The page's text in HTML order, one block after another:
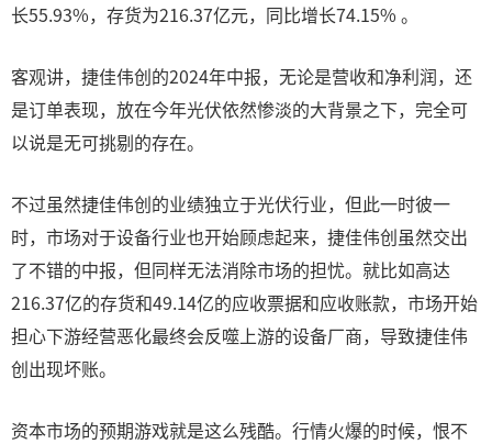
长55.93%，存货为216.37亿元，同比增长74.15% 。
客观讲，捷佳伟创的2024年中报，无论是营收和净利润，还
是订单表现，放在今年光伏依然惨淡的大背景之下，完全可
以说是无可挑剔的存在。
不过虽然捷佳伟创的业绩独立于光伏行业，但此一时彼一
时，市场对于设备行业也开始顾虑起来，捷佳伟创虽然交出
了不错的中报，但同样无法消除市场的担忧。就比如高达
216.37亿的存货和49.14亿的应收票据和应收账款，市场开始
担心下游经营恶化最终会反噬上游的设备厂商，导致捷佳伟
创出现坏账。
资本市场的预期游戏就是这么残酷。行情火爆的时候，恨不